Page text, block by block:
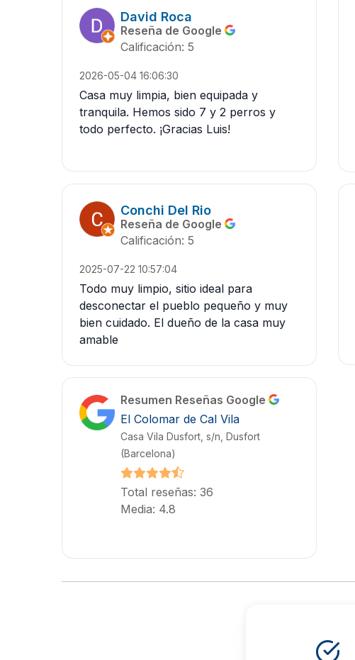
David Roca
Reseña de Google
Calificación: 5
2026-05-04 16:06:30
Casa muy limpia, bien equipada y
tranquila. Hemos sido 7 y 2 perros y
todo perfecto. ¡Gracias Luis!
Conchi Del Rio
Reseña de Google
Calificación: 5
2025-07-22 10:57:04
Todo muy limpio, sitio ideal para
desconectar el pueblo pequeño y muy
bien cuidado. El dueño de la casa muy
amable
Resumen Reseñas Google
El Colomar de Cal Vila
Casa Vila Dusfort, s/n, Dusfort
(Barcelona)
Total reseñas: 36
Media: 4.8